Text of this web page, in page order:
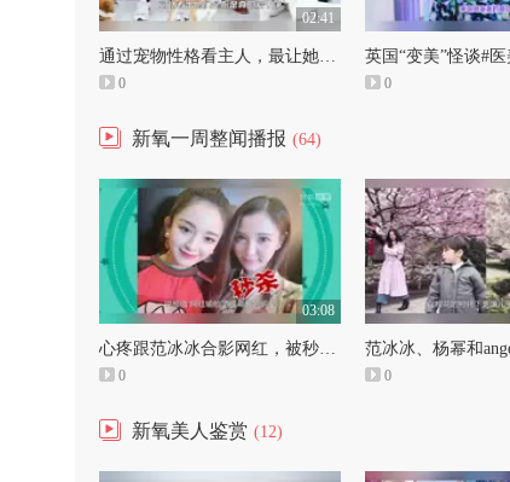
02:41
通过宠物性格看主人，最让她心动的修狗和主人是？#约会#宠物
0
英国“变美”怪谈#医
0
新氧一周整闻播报 (64)
03:08
心疼跟范冰冰合影网红，被秒到粉碎性骨折
0 0
新氧美人鉴赏 (12)